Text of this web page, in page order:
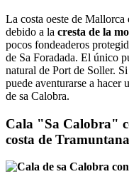
La costa oeste de Mallorca
debido a la cresta de la
pocos fondeaderos
de Sa Foradada. El único
natural de Port de Soller.
puede aventurarse a hacer
de sa Calobra.
Cala "Sa Calobra"
costa de